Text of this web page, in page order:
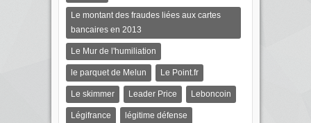
Le montant des fraudes liées aux cartes
bancaires en 2013
Le Mur de l'humiliation
le parquet de Melun Le Point.fr
Le skimmer Leader Price Leboncoin
Légifrance légitime défense